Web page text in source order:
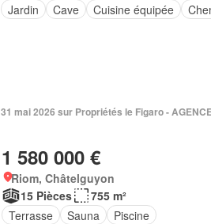
Jardin
Cave Cuisine équipée
31 mai 2026 sur Propriétés le Figaro -
1 580 000 €
Riom, Châtelguyon
15 Pièces
755 m²
Terrasse
Sauna Piscine